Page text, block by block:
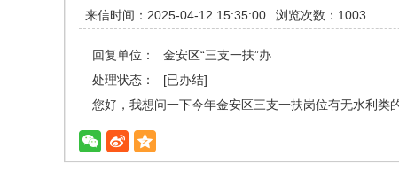
来信时间：2025-04-12 15:35:00 浏览次数：1003
回复单位：
金安区“三支一扶”办
处理状态：
[已办结]
您好，我想问一下今年金安区三支一扶岗位有无水利类